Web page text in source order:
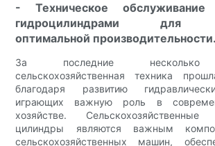
- Техническое
гидроцилиндрами для
оптимальной производительности.
За последние несколько
сельскохозяйственная техника
благодаря развитию
играющих важную роль в
хозяйстве. Сельскохозяйственные
цилиндры являются важным
сельскохозяйственных машин,